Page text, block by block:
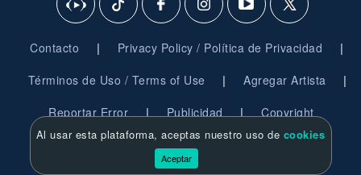
Contacto | Privacy Policy / Política de Privacidad |
Términos de Uso / Terms of Use | Agregar Artista |
Reportar Error | Publicidad | Copyright
© 2026 BuenaMusica.com - Derechos Reservados
Al usar esta plataforma, aceptas nuestro uso de cookies
Aceptar